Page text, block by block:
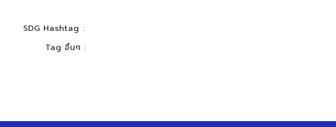
SDG Hashtag :
Tag อื่นๆ :